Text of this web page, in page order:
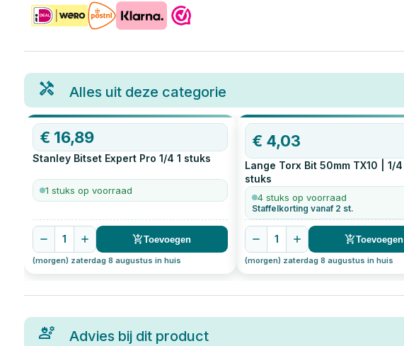
Alles uit deze categorie
€ 16,89
Stanley Bitset Expert Pro 1/4 1 stuks
1 stuks op voorraad
1 Toevoegen
(morgen) zaterdag 8 augustus in huis
€ 4,03
Lange Torx Bit 50mm TX10 | 1/4
stuks
4 stuks op voorraad
Staffelkorting vanaf 2 st.
1 Toevoegen
(morgen) zaterdag 8 augustus in huis
Advies bij dit product